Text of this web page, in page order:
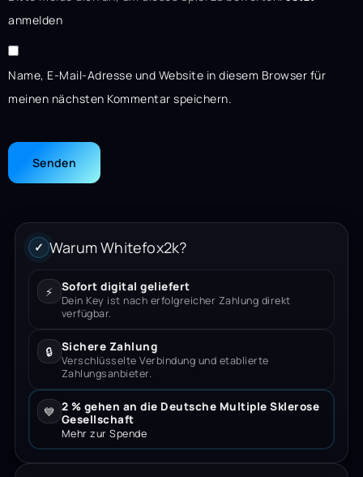
anmelden
Name, E-Mail-Adresse und Website in diesem Browser für
meinen nächsten Kommentar speichern.
✓ Warum Whitefox2k?
⚡ Sofort digital geliefert
Dein Key ist nach erfolgreicher Zahlung direkt
verfügbar.
🔒 Sichere Zahlung
Verschlüsselte Verbindung und etablierte
Zahlungsanbieter.
💙 2 % gehen an die Deutsche Multiple Sklerose
Gesellschaft
Mehr zur Spende